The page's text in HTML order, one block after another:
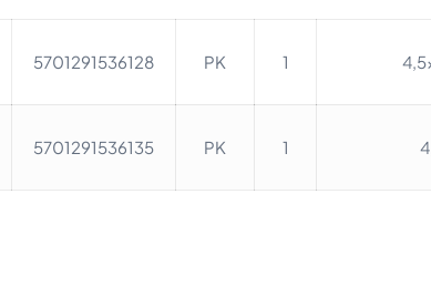
5701291536128 PK 1
5701291536135 PK 1